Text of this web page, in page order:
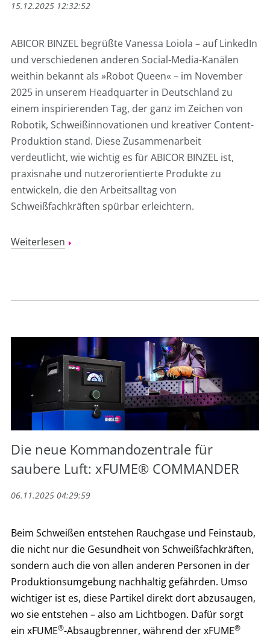
15.12.2025 12:32:52
ABICOR BINZEL begrüßte Vanessa Loiola – auf LinkedIn
und verschiedenen anderen Social-Media-Kanälen
weithin bekannt als »Robot Queen« – im November
2025 in unserem Headquarter in Deutschland zu
einem inspirierenden Tag, der ganz im Zeichen von
Robotik, Schweißinnovationen und kreativer Content-
Produktion stand. Diese Zusammenarbeit
verdeutlicht, wie wichtig es für ABICOR BINZEL ist,
praxisnahe und nutzerorientierte Produkte zu
entwickeln, die den Arbeitsalltag von
Schweißfachkräften spürbar erleichtern.
Weiterlesen
Die neue Kommandozentrale für
saubere Luft: xFUME® COMMANDER
06.11.2025 04:29:59
Beim Schweißen entstehen Rauchgase und Feinstaub,
die nicht nur die Gesundheit von Schweißfachkräften,
sondern auch die von allen anderen Personen in der
Produktionsumgebung nachhaltig gefährden. Umso
wichtiger ist es, diese Partikel direkt dort abzusaugen,
wo sie entstehen – also am Lichtbogen. Dafür sorgt
ein xFUME®-Absaugbrenner, während der xFUME®